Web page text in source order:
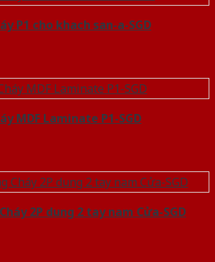
P1 cho khach san-a-SGD
MDF Laminate P1-SGD
2P dung 2 tay nam Cửa-SGD